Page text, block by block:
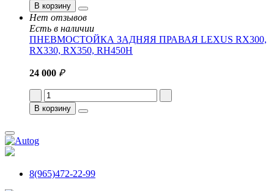
В корзину
Нет отзывов
Есть в наличии
ПНЕВМОСТОЙКА ЗАДНЯЯ ПРАВАЯ LEXUS RX300,
RX330, RX350, RH450H
24 000 ₽
В корзину
8(965)472-22-99